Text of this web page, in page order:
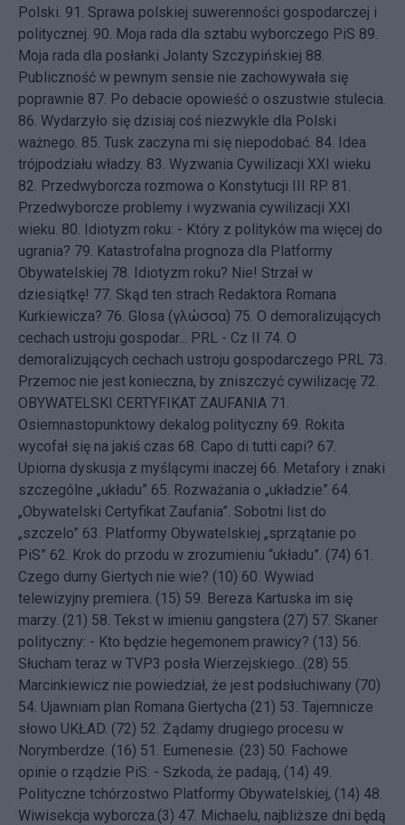
Polski. 91. Sprawa polskiej suwerenności gospodarczej i
politycznej. 90. Moja rada dla sztabu wyborczego PiS 89.
Moja rada dla posłanki Jolanty Szczypińskiej 88.
Publiczność w pewnym sensie nie zachowywała się
poprawnie 87. Po debacie opowieść o oszustwie stulecia.
86. Wydarzyło się dzisiaj coś niezwykle dla Polski
ważnego. 85. Tusk zaczyna mi się niepodobać. 84. Idea
trójpodziału władzy. 83. Wyzwania Cywilizacji XXI wieku
82. Przedwyborcza rozmowa o Konstytucji III RP. 81.
Przedwyborcze problemy i wyzwania cywilizacji XXI
wieku. 80. Idiotyzm roku: - Który z polityków ma więcej do
ugrania? 79. Katastrofalna prognoza dla Platformy
Obywatelskiej 78. Idiotyzm roku? Nie! Strzał w
dziesiątkę! 77. Skąd ten strach Redaktora Romana
Kurkiewicza? 76. Glosa (γλώσσα) 75. O demoralizujących
cechach ustroju gospodar... PRL - Cz II 74. O
demoralizujących cechach ustroju gospodarczego PRL 73.
Przemoc nie jest konieczna, by zniszczyć cywilizację 72.
OBYWATELSKI CERTYFIKAT ZAUFANIA 71.
Osiemnastopunktowy dekalog polityczny 69. Rokita
wycofał się na jakiś czas 68. Capo di tutti capi? 67.
Upiorna dyskusja z myślącymi inaczej 66. Metafory i znaki
szczególne „układu” 65. Rozważania o „układzie” 64.
„Obywatelski Certyfikat Zaufania”. Sobotni list do
„szczelo” 63. Platformy Obywatelskiej „sprzątanie po
PiS” 62. Krok do przodu w zrozumieniu “układu”. (74) 61.
Czego durny Giertych nie wie? (10) 60. Wywiad
telewizyjny premiera. (15) 59. Bereza Kartuska im się
marzy. (21) 58. Tekst w imieniu gangstera (27) 57. Skaner
polityczny: - Kto będzie hegemonem prawicy? (13) 56.
Słucham teraz w TVP3 posła Wierzejskiego...(28) 55.
Marcinkiewicz nie powiedział, że jest podsłuchiwany (70)
54. Ujawniam plan Romana Giertycha (21) 53. Tajemnicze
słowo UKŁAD. (72) 52. Żądamy drugiego procesu w
Norymberdze. (16) 51. Eumenesie. (23) 50. Fachowe
opinie o rządzie PiS: - Szkoda, że padają, (14) 49.
Polityczne tchórzostwo Platformy Obywatelskiej, (14) 48.
Wiwisekcja wyborcza.(3) 47. Michaelu, najbliższe dni będą